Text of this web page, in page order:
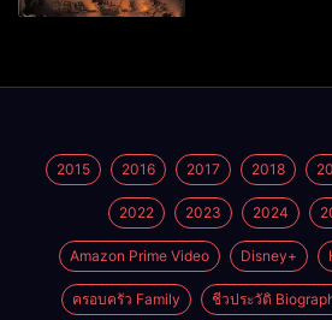
2015 2016 2017 2018
2022 2023 2024
Amazon Prime Video Disney+
ครอบครัว Family ชีวประวัติ